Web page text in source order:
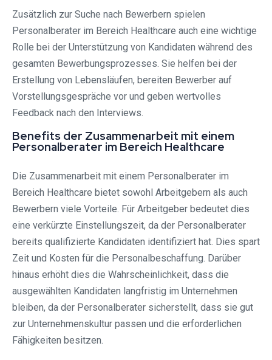
Zusätzlich zur Suche nach Bewerbern spielen
Personalberater im Bereich Healthcare auch eine wichtige
Rolle bei der Unterstützung von Kandidaten während des
gesamten Bewerbungsprozesses. Sie helfen bei der
Erstellung von Lebensläufen, bereiten Bewerber auf
Vorstellungsgespräche vor und geben wertvolles
Feedback nach den Interviews.
Benefits der Zusammenarbeit mit einem
Personalberater im Bereich Healthcare
Die Zusammenarbeit mit einem Personalberater im
Bereich Healthcare bietet sowohl Arbeitgebern als auch
Bewerbern viele Vorteile. Für Arbeitgeber bedeutet dies
eine verkürzte Einstellungszeit, da der Personalberater
bereits qualifizierte Kandidaten identifiziert hat. Dies spart
Zeit und Kosten für die Personalbeschaffung. Darüber
hinaus erhöht dies die Wahrscheinlichkeit, dass die
ausgewählten Kandidaten langfristig im Unternehmen
bleiben, da der Personalberater sicherstellt, dass sie gut
zur Unternehmenskultur passen und die erforderlichen
Fähigkeiten besitzen.